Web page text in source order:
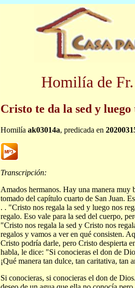
Homilía de
Cristo te da la sed y luego
Homilía ak03014a, predicada en
Transcripción:
Amados hermanos. Hay una manera muy
tomado del capítulo cuarto de San Juan.
. . "Cristo nos regala la sed y luego nos
regalo. Eso vale para la sed del cuerpo,
"Cristo nos regala la sed y Cristo nos
regalos y vamos a ver en qué consisten.
Cristo podría darle, pero Cristo despierta
habla, le dice: "Si conocieras el don de
¡Qué manera tan dulce, tan caritativa, tan
Si conocieras, si conocieras el don de